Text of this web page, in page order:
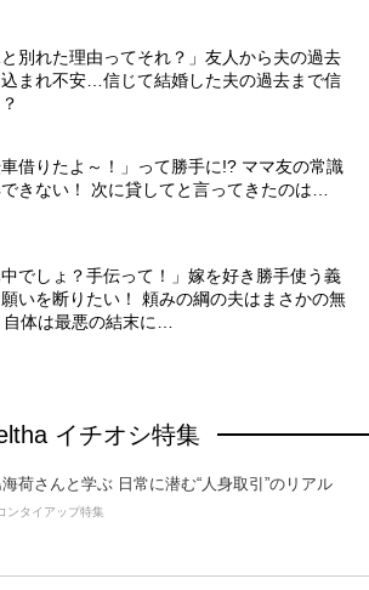
と別れた理由ってそれ？」友人から夫の過去
まれ不安…信じて結婚した夫の過去まで信
車借りたよ～！」って勝手に!? ママ友の常識
きない！ 次に貸してと言ってきたのは…
中でしょ？手伝って！」嫁を好き勝手使う義
いを断りたい！ 頼みの綱の夫はまさかの無
体は最悪の結末に…
イチオシ特集
海荷さんと学ぶ 日常に潜む“人身取引”のリアル
ンタイアップ特集